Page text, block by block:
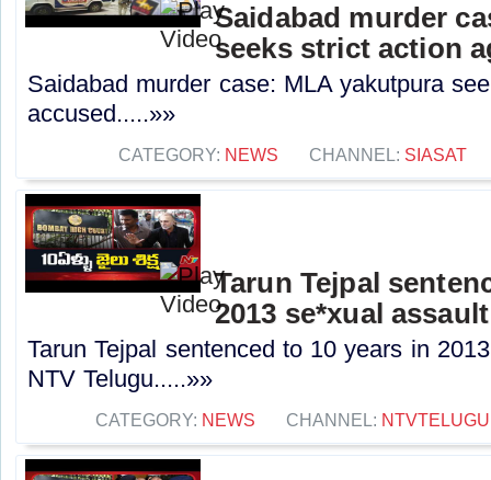
Saidabad murder
seeks strict action
Saidabad murder case: MLA yakutpura
accused.....»»
CATEGORY: NEWS CHANNEL: SIASAT
Tarun Tejpal
2013 se*xual
Tarun Tejpal sentenced to 10 years in
NTV Telugu.....»»
CATEGORY: NEWS CHANNEL: NTVTELUGU